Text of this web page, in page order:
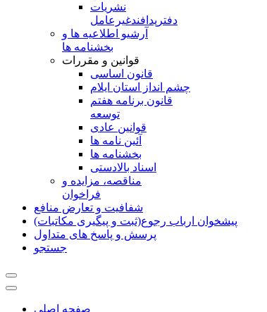
نشريات
دفترپدافندغيرعامل
آرشیو اطلاعیه ها و
بخشنامه ها
قوانین و مقررات
قانون اساسی
چشم انداز استان ایلام
قانون برنامه هفتم
توسعه
قوانین عادی
آئین نامه ها
بخشنامه ها
اسناد بالادستی
مناقصه، مزایده و
فراخوان
شفافیت و تعارض منافع
پیشخوان ارباب رجوع(ثبت و پیگیری مکاتبات)
پرسش و پاسخ های متداول
جستجو
صفحه اصلی